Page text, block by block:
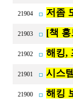
21904 저좀
21903 [책
21902 해킹,
21901 시스
21900 해킹